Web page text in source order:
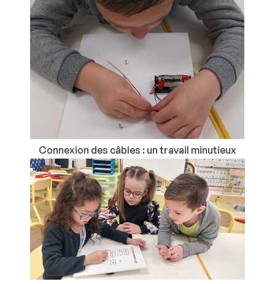
Connexion des câbles : un travail minutieux